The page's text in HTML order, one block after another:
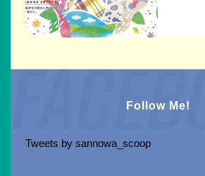
Follow Me!
Tweets by sannowa_scoop